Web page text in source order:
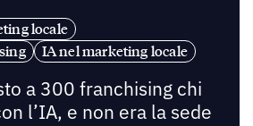
locale
IA nel marketing locale
a 300 franchising chi
l’IA, e non era la sede